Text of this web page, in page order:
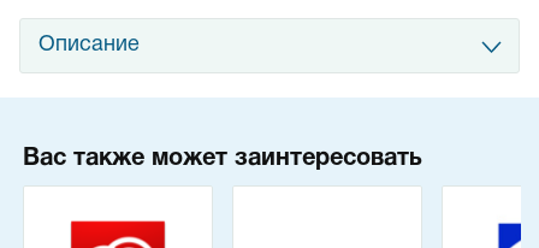
Описание
Вас также может заинтересовать